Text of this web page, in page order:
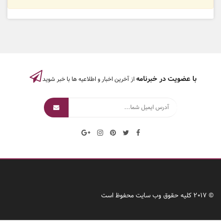
با عضویت در خبرنامه از آخرین اخبار و اطلاعیه ها با خبر شوید
© 2017 کلیه حقوق وب سایت محفوظ است